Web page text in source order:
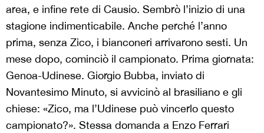
area, e infine rete di Causio. Sembrò l’inizio di una
stagione indimenticabile. Anche perché l’anno
prima, senza Zico, i bianconeri arrivarono sesti. Un
mese dopo, cominciò il campionato. Prima giornata:
Genoa-Udinese. Giorgio Bubba, inviato di
Novantesimo Minuto, si avvicinò al brasiliano e gli
chiese: «Zico, ma l’Udinese può vincerlo questo
campionato?». Stessa domanda a Enzo Ferrari